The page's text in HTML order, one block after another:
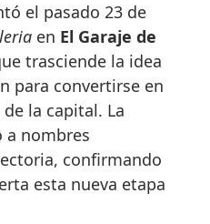
el pasado 23 de
en El Garaje de
trasciende la idea
para convertirse en
la capital. La
a nombres
confirmando
esta nueva etapa